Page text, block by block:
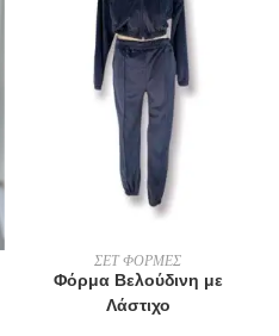
ΕΠΙΛΟΓΉ
ΣΕΤ ΦΟΡΜΕΣ
Φόρμα Βελούδινη με
Λάστιχο